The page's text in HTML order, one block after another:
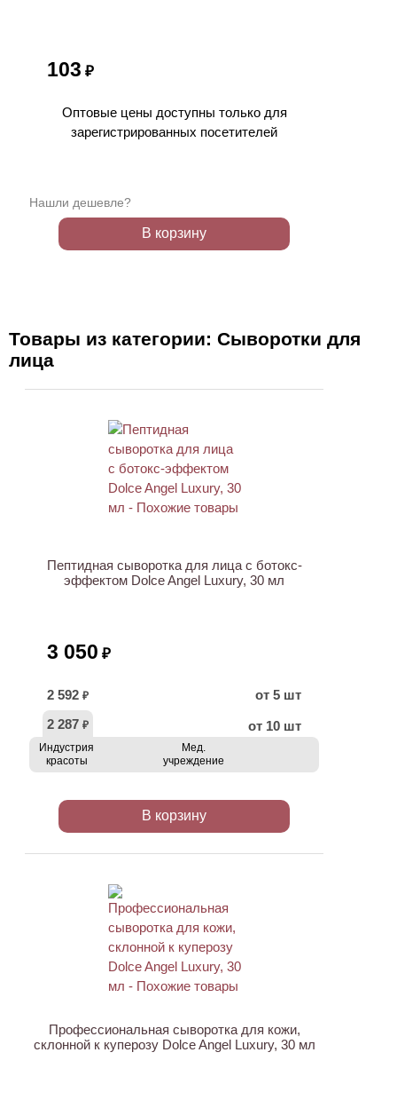
103 ₽
Оптовые цены доступны только для
зарегистрированных посетителей
Нашли дешевле?
В корзину
Товары из категории: Сыворотки для
лица
Пептидная сыворотка для лица с ботокс-
эффектом Dolce Angel Luxury, 30 мл
3 050 ₽
2 592 ₽
от 5 шт
2 287 ₽ от 10 шт
Индустрия
красоты
Мед.
учреждение
В корзину
Профессиональная сыворотка для кожи,
склонной к куперозу Dolce Angel Luxury, 30 мл